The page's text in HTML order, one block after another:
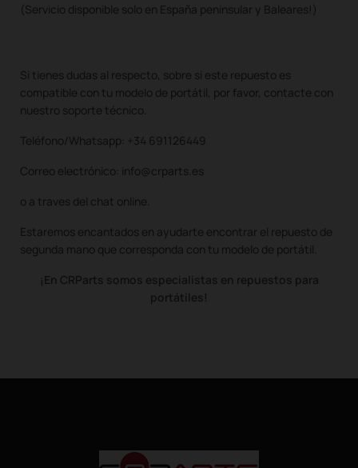
(Servicio disponible solo en España peninsular y Baleares!)
Si tienes dudas al respecto, sobre si este repuesto es
compatible con tu modelo de portátil, por favor, contacte con
nuestro soporte técnico.
Teléfono/Whatsapp: +34 691126449
Correo electrónico: info@crparts.es
o a traves del chat online.
Estaremos encantados en ayudarte encontrar el repuesto de
segunda mano que corresponda con tu modelo de portátil.
¡En CRParts somos especialistas en repuestos para
portátiles!